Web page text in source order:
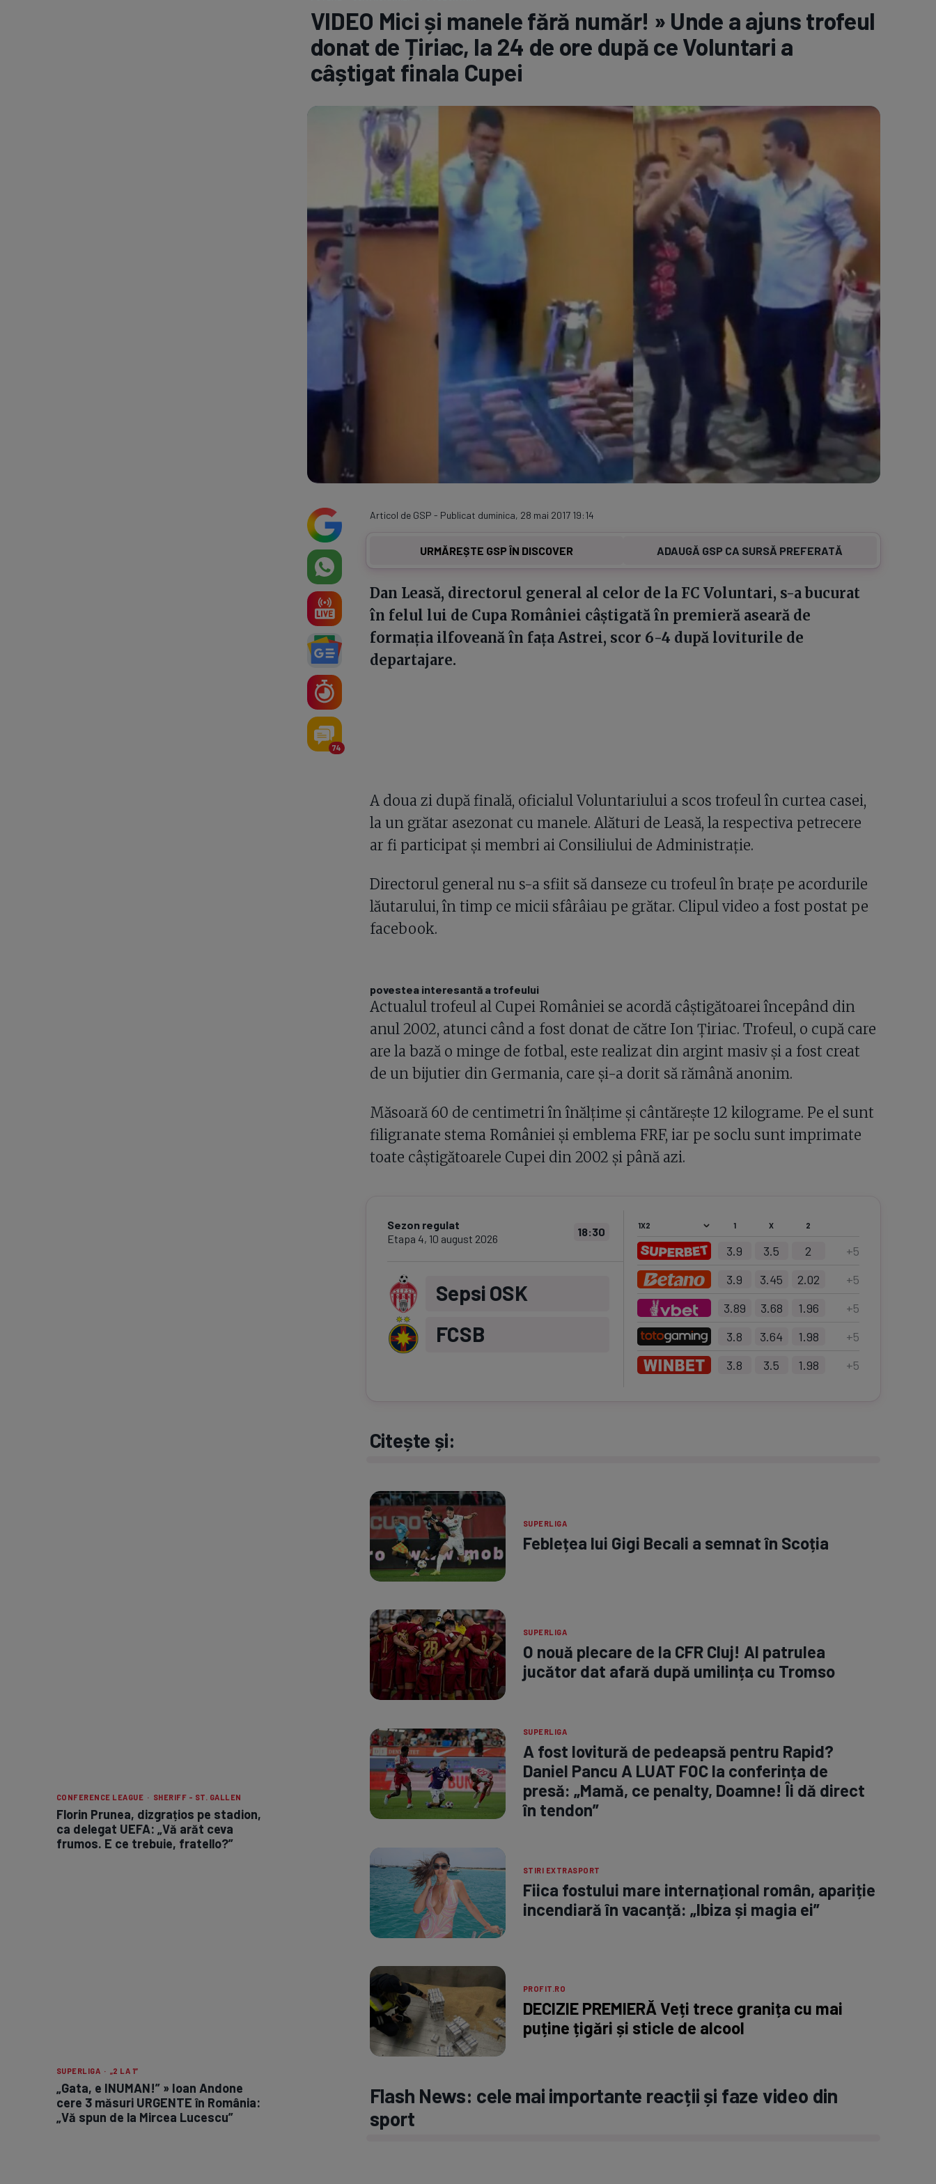
Serie A
Program TV
VIDEO Mici și manele fără număr! » Unde a ajuns trofeul
donat de Țiriac, la 24 de ore după ce Voluntari a
câștigat finala Cupei
CONFERENCE LEAGUE · SHERIFF - ST. GALLEN
Florin Prunea, dizgrațios pe stadion,
ca delegat UEFA: „Vă arăt ceva
frumos. E ce trebuie, fratello?”
SUPERLIGA · „2 LA 1”
„Gata, e INUMAN!” » Ioan Andone
cere 3 măsuri URGENTE în România:
„Vă spun de la Mircea Lucescu”
74
Articol de GSP - Publicat duminica, 28 mai 2017 19:14
URMĂREȘTE GSP ÎN DISCOVER ADAUGĂ GSP CA SURSĂ PREFERATĂ
Dan Leasă, directorul general al celor de la FC Voluntari, s-a bucurat
în felul lui de Cupa României câștigată în premieră aseară de
formația ilfoveană în fața Astrei, scor 6-4 după loviturile de
departajare.
A doua zi după finală, oficialul Voluntariului a scos trofeul în curtea casei,
la un grătar asezonat cu manele. Alături de Leasă, la respectiva petrecere
ar fi participat și membri ai Consiliului de Administrație.
Directorul general nu s-a sfiit să danseze cu trofeul în brațe pe acordurile
lăutarului, în timp ce micii sfârâiau pe grătar. Clipul video a fost postat pe
facebook.
povestea interesantă a trofeului
Actualul trofeul al Cupei României se acordă câștigătoarei începând din
anul 2002, atunci când a fost donat de către Ion Țiriac. Trofeul, o cupă care
are la bază o minge de fotbal, este realizat din argint masiv și a fost creat
de un bijutier din Germania, care și-a dorit să rămână anonim.
Măsoară 60 de centimetri în înălțime și cântărește 12 kilograme. Pe el sunt
filigranate stema României și emblema FRF, iar pe soclu sunt imprimate
toate câștigătoarele Cupei din 2002 și până azi.
Sezon regulat
Etapa 4, 10 august 2026
18:30
Sepsi OSK
FCSB
1 X 2
3.9 3.5 2 +5
3.9
3.45 2.02 +5
3.89
3.68 1.96 +5
3.8
3.64 1.98 +5
3.8
3.5 1.98 +5
Citește și:
SUPERLIGA
Feblețea lui Gigi Becali a semnat în Scoția
SUPERLIGA
O nouă plecare de la CFR Cluj! Al patrulea
jucător dat afară după umilința cu Tromso
SUPERLIGA
A fost lovitură de pedeapsă pentru Rapid?
Daniel Pancu A LUAT FOC la conferința de
presă: „Mamă, ce penalty, Doamne! Îi dă direct
în tendon”
STIRI EXTRASPORT
Fiica fostului mare internațional român, apariție
incendiară în vacanță: „Ibiza și magia ei”
PROFIT.RO
DECIZIE PREMIERĂ Veți trece granița cu mai
puține țigări și sticle de alcool
Flash News: cele mai importante reacții și faze video din
sport